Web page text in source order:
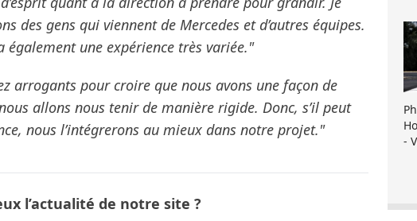
des gens qui viennent de Mercedes et d’autres équipes.
également une expérience très variée."
arrogants pour croire que nous avons une façon de
allons nous tenir de manière rigide. Donc, s’il peut
nous l’intégrerons au mieux dans notre projet."
l’actualité de notre site ?
-